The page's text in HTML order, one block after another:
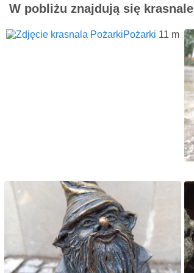
W pobliżu znajdują się krasnale
Pożarki 11 m